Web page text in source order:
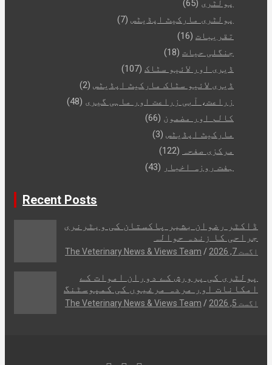
پولٹری (65)
پولٹری مارکیٹ اپڈیٹس (7)
تقریبات (16)
جنگلی حیات (18)
ڈیری اور لائیو سٹاک (107)
ڈیری لائیو سٹاک مارکیٹ اپڈیٹس (2)
زراعت، آبی زراعت اور ماہی گیری (48)
کالم اور مضمون (66)
مارکیٹ اپڈیٹس (3)
مرکزی صفحہ
(122)
ہفت روزہ اخبار (43)
Recent Posts
ڈاکٹر رضوان بشیر پاکستان کی ویٹرنری
جراحی کا زندہ حوالہ
اگست 7, 2026 The Veterinary News & Views Team
پولٹری کی پرورش کے دوران اموات کے
امکانات اور مردہ مرغیوں کی کمپوسٹنگ
اگست 5, 2026 The Veterinary News & Views Team